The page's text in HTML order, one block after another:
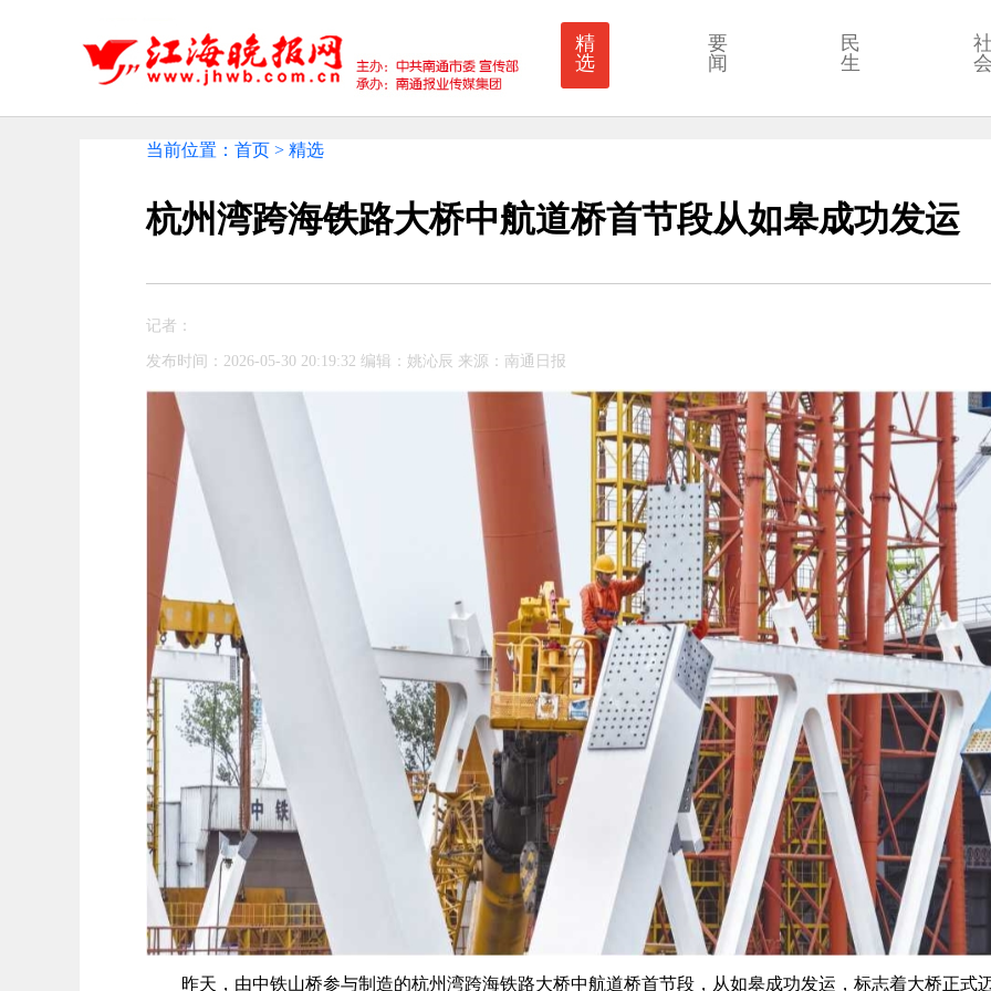
精
选
要
闻
民
生
当前位置：首页 > 精选
杭州湾跨海铁路大桥中航道桥首节段从如皋成功发运
记者：
发布时间：2026-05-30 20:19:32 编辑：姚沁辰 来源：南通日报
昨天，由中铁山桥参与制造的杭州湾跨海铁路大桥中航道桥首节段，从如皋成功发运，标志着大桥正式